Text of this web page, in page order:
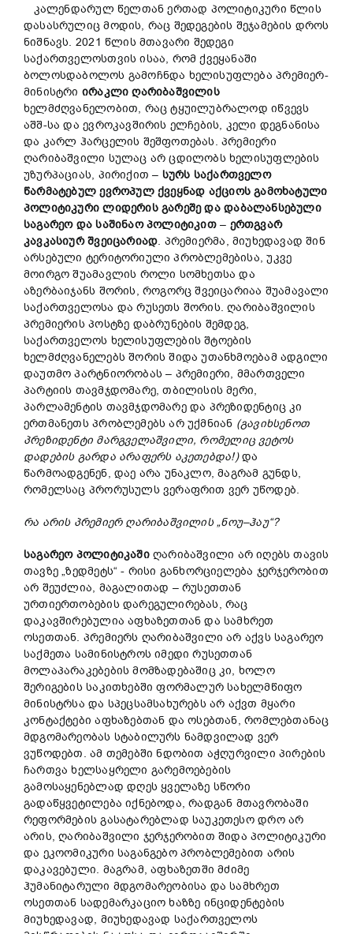
კალენდარულ წელთან ერთად პოლიტიკური წლის
დასასრულიც მოდის, რაც შედეგების შეჯამების დროს
ნიშნავს. 2021 წლის მთავარი შედეგი
საქართველოსთვის ისაა, რომ ქვეყანაში
ბოლოსდაბოლოს გამოჩნდა ხელისუფლება პრემიერ-
მინისტრი ირაკლიღარიბაშვილის
ხელმძღვანელობით, რაც ტყუილუბრალოდ იწვევს
აშშ-სა და ევროკავშირის ელჩების, კელი დეგნანისა
და კარლ ჰარცელის შეშფოთებას. პრემიერი
ღარიბაშვილი სულაც არ ცდილობს ხელისუფლების
უზურპაციას, პირიქით – სურს საქართველო
წარმატებულევროპულ ქვეყნად აქციოსგამოხატული
პოლიტიკურილიდერის გარეშედადაბალანსებული
საგარეო და საშინაოპოლიტიკით– ერთგვარ
კავკასიურშვეიცარიად. პრემიერმა, მიუხედავად შინ
არსებული ტერიტორიული პრობლემებისა, უკვე
მოირგო შუამავლის როლი სომხეთსა და
აზერბაიჯანს შორის, როგორც შვეიცარიაა შუამავალი
საქართველოსა და რუსეთს შორის. ღარიბაშვილის
პრემიერის პოსტზე დაბრუნების შემდეგ,
საქართველოს ხელისუფლების შტოების
ხელმძღვანელებს შორის შიდა უთანხმოებამ ადგილი
დაუთმო პარტნიორობას – პრემიერი, მმართველი
პარტიის თავმჯდომარე, თბილისის მერი,
პარლამენტის თავმჯდომარე და პრეზიდენტიც კი
ერთმანეთს პრობლემებს არ უქმნიან (გავიხსენოთ
პრეზიდენტი მარგველაშვილი, რომელიც ვეტოს
დადების გარდა არაფერს აკეთებდა!)და
წარმოადგენენ, დაე არა უნაკლო, მაგრამ გუნდს,
რომელსაც პრორუსულს ვერაფრით ვერ უწოდებ.
რა არის პრემიერ ღარიბაშვილის„ნოუ–ჰაუ“?
საგარეო პოლიტიკაშიღარიბაშვილი არ იღებს თავის
თავზე „ზედმეტს“ ​​- რისი განხორციელება ჯერჯერობით
არ შეუძლია, მაგალითად – რუსეთთან
ურთიერთობების დარეგულირებას, რაც
დაკავშირებულია აფხაზეთთან და სამხრეთ
ოსეთთან. პრემიერს ღარიბაშვილი არ აქვს საგარეო
საქმეთა სამინისტროს იმედი რუსეთთან
მოლაპარაკებების მომზადებაშიც კი, ხოლო
შერიგების საკითხებში ფორმალურ სახელმწიფო
მინისტრსა და სპეცსამსახურებს არ აქვთ მყარი
კონტაქტები აფხაზებთან და ოსებთან, რომლებთანაც
მდგომარეობას სტაბილურს ნამდვილად ვერ
ვუწოდებთ. ამ თემებში ნდობით აჭღურვილი პირების
ჩართვა ხელსაყრელი გარემოებების
გამოსაყენებლად დღეს ყველაზე სწორი
გადაწყვეტილება იქნებოდა, რადგან მთავრობაში
რეფორმების გასატარებლად საუკეთესო დრო არ
არის, ღარიბაშვილი ჯერჯერობით შიდა პოლიტიკური
და ეკოომიკური საგანგებო პრობლემებით არის
დაკავებული. მაგრამ, აფხაზეთში მძიმე
ჰუმანიტარული მდგომარეობისა და სამხრეთ
ოსეთთან სადემარკაციო ხაზზე ინციდენტების
მიუხედავად, მიუხედავად საქართველოს